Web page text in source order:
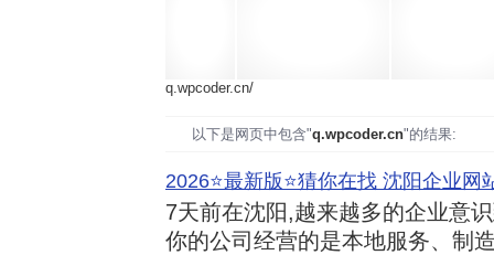
q.wpcoder.cn/
以下是网页中包含"q.wpcoder.cn"的结果:
2026⭐️最新版⭐️猜你在找 沈阳企业网
7天前在沈阳,越来越多的企业意
你的公司经营的是本地服务、制